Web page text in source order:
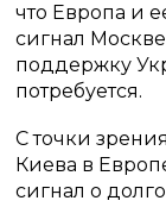
что Европа и
сигнал
поддержку
потребуется.
С точки
Киева в
сигнал о